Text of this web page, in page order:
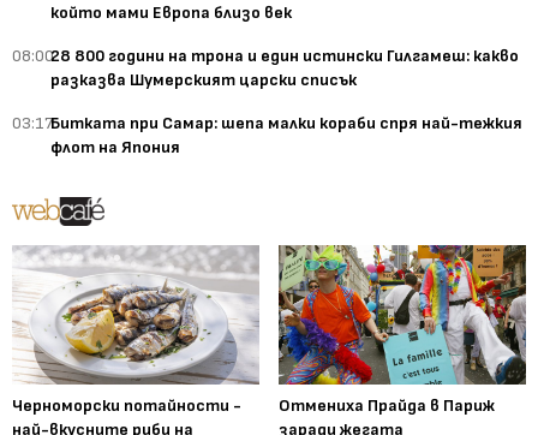
който мами Европа близо век
08:0028 800 години на трона и един истински Гилгамеш: какво
разказва Шумерският царски списък
03:17Битката при Самар: шепа малки кораби спря най-тежкия
флот на Япония
Черноморски потайности -
най-вкусните риби на
Отмениха Прайда в Париж
заради жегата